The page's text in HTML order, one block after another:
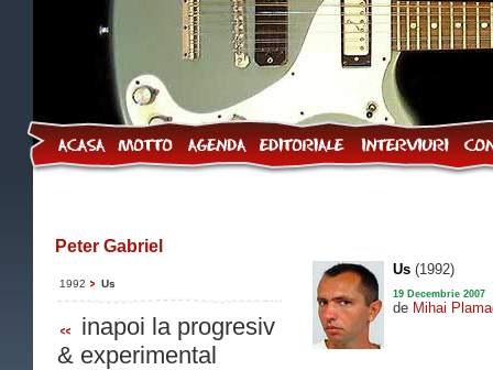
Peter Gabriel
1992 Us
inapoi la progresiv
& experimental
Us (1992)
19 Decembrie 2007
de Mihai